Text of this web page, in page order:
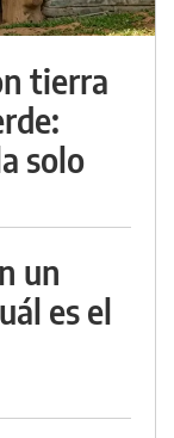
tierra
solo
un
es el